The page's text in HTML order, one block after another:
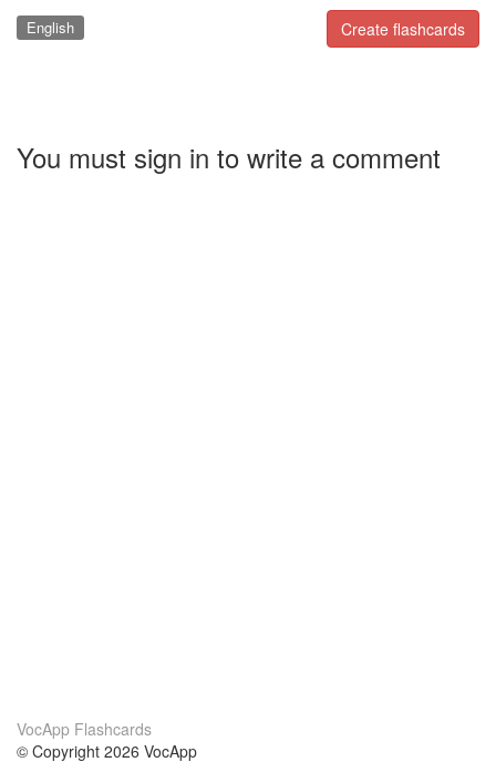
Create flashcards
English
You must sign in to write a comment
VocApp Flashcards
© Copyright 2026 VocApp